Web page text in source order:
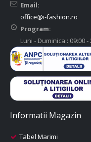
Email:
office@i-fashion.ro
Program:
Luni - Duminica : 09:00 -
Informatii Magazin
Tabel Marimi